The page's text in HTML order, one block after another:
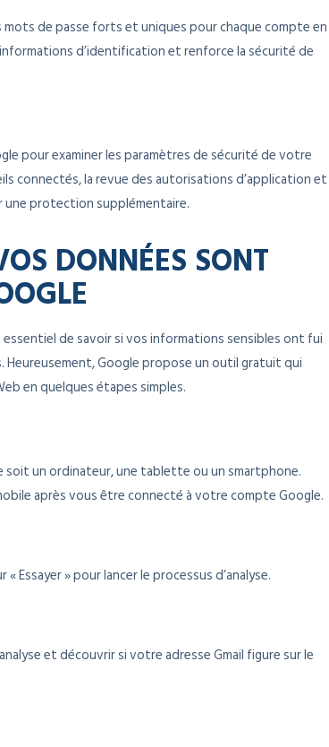
de passe forts et uniques pour chaque compte en
d’identification et renforce la sécurité de
pour examiner les paramètres de sécurité de votre
connectés, la revue des autorisations d’application et
une protection supplémentaire.
DONNÉES SONT
de savoir si vos informations sensibles ont fui
Heureusement, Google propose un outil gratuit qui
en quelques étapes simples.
soit un ordinateur, une tablette ou un smartphone.
après vous être connecté à votre compte Google.
Essayer » pour lancer le processus d’analyse.
et découvrir si votre adresse Gmail figure sur le